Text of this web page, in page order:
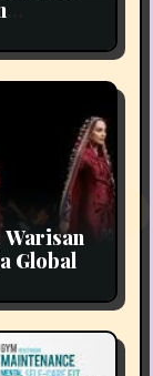
Warisan
Global